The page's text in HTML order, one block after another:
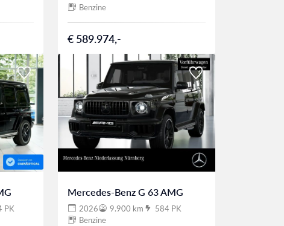
Benzine
€ 589.974,-
PK
Mercedes-Benz G 63 AMG
2026 9.900 km
584 PK
Benzine